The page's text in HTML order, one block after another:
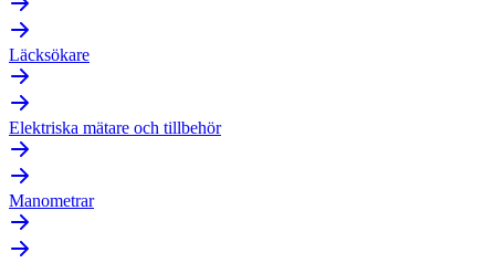
Läcksökare
Elektriska mätare och tillbehör
Manometrar